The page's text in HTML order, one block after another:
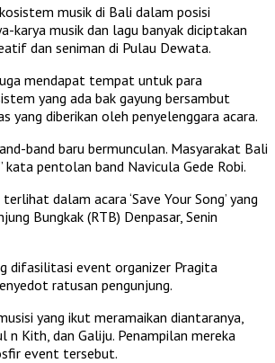
musik di Bali dalam posisi
karya musik dan lagu banyak diciptakan
dan seniman di Pulau Dewata.
mendapat tempat untuk para
yang ada bak gayung bersambut
yang diberikan oleh penyelenggara acara.
band baru bermunculan. Masyarakat Bali
kata pentolan band Navicula Gede Robi.
dalam acara ‘Save Your Song’ yang
Bungkak (RTB) Denpasar, Senin
difasilitasi event organizer Pragita
ratusan pengunjung.
yang ikut meramaikan diantaranya,
n Kith, dan Galiju. Penampilan mereka
event tersebut.